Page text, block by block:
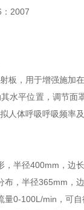
： 2007
板，用于增强施加
水平位置，调节面
人体呼吸呼吸频率
，半径400mm ，边长
布，半径365mm ，
量0-100L/min ，可